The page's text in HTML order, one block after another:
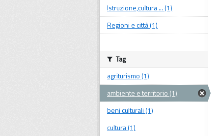
Istruzione,cultura ... (1)
Regioni e città (1)
Tag
agriturismo (1)
ambiente e territorio (1)
beni culturali (1)
cultura (1)